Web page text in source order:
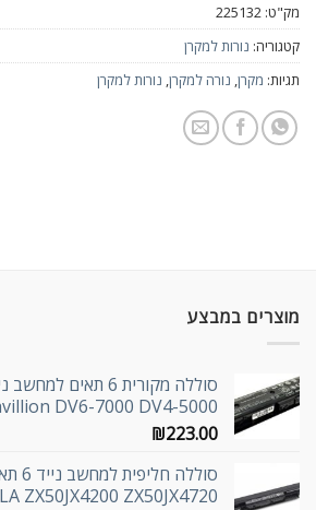
מק"ט: 225132
קטגוריה: נורות למקרן
תגיות: מקרן, נורה למקרן, נורות למקרן
מוצרים במבצע
DV6-7000 DV4-5000
₪223.00
ZX50JX4200 ZX50JX4720